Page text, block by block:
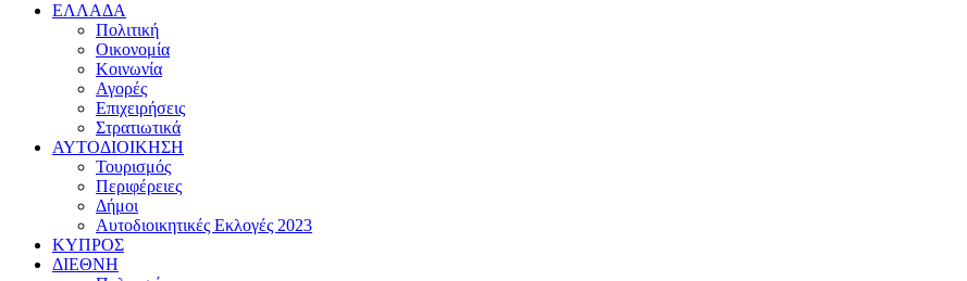
ΕΛΛΑΔΑ
Πολιτική
Οικονομία
Κοινωνία
Αγορές
Επιχειρήσεις
Στρατιωτικά
ΑΥΤΟΔΙΟΙΚΗΣΗ
Τουρισμός
Περιφέρειες
Δήμοι
Αυτοδιοικητικές Εκλογές 2023
ΚΥΠΡΟΣ
ΔΙΕΘΝΗ